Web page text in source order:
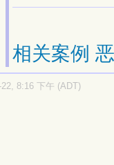
相关案例
8:16 下午 (ADT)